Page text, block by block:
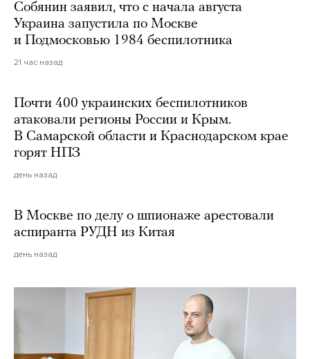
Собянин заявил, что с начала августа
Украина запустила по Москве
и Подмосковью 1984 беспилотника
21 час назад
Почти 400 украинских беспилотников
атаковали регионы России и Крым.
В Самарской области и Краснодарском крае
горят НПЗ
день назад
В Москве по делу о шпионаже арестовали
аспиранта РУДН из Китая
день назад